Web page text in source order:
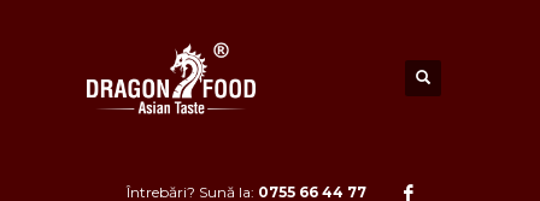
Întrebări? Sună la: 0755 66 44 77